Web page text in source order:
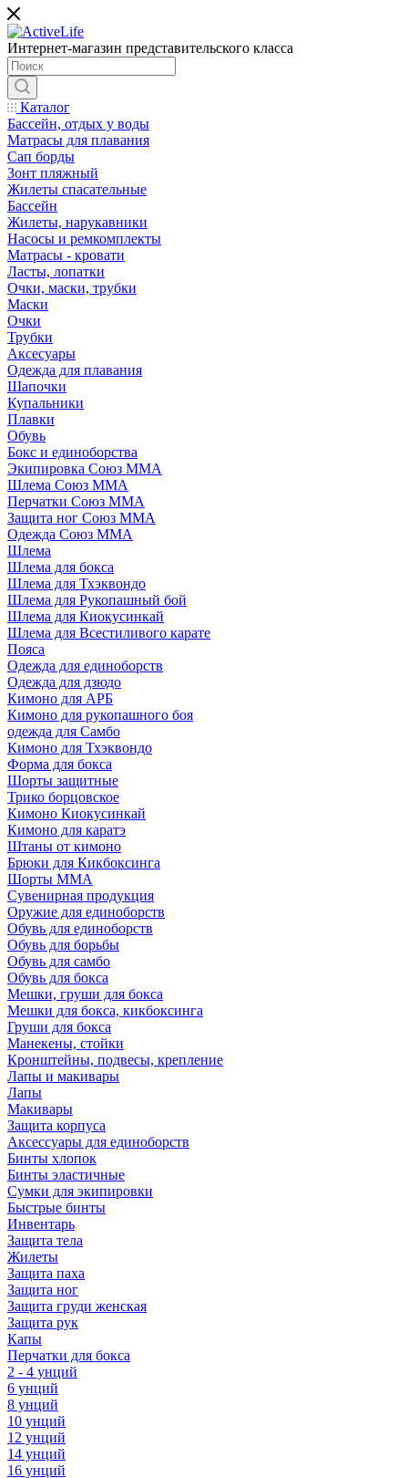
Интернет-магазин представительского класса
Каталог
Бассейн, отдых у воды
Матрасы для плавания
Сап борды
Зонт пляжный
Жилеты спасательные
Бассейн
Жилеты, нарукавники
Насосы и ремкомплекты
Матрасы - кровати
Ласты, лопатки
Очки, маски, трубки
Маски
Очки
Трубки
Аксесуары
Одежда для плавания
Шапочки
Купальники
Плавки
Обувь
Бокс и единоборства
Экипировка Союз ММА
Шлема Союз ММА
Перчатки Союз ММА
Защита ног Союз ММА
Одежда Союз ММА
Шлема
Шлема для бокса
Шлема для Тхэквондо
Шлема для Рукопашный бой
Шлема для Киокусинкай
Шлема для Всестиливого карате
Пояса
Одежда для единоборств
Одежда для дзюдо
Кимоно для АРБ
Кимоно для рукопашного боя
одежда для Самбо
Кимоно для Тхэквондо
Форма для бокса
Шорты защитные
Трико борцовское
Кимоно Киокусинкай
Кимоно для каратэ
Штаны от кимоно
Брюки для Кикбоксинга
Шорты ММА
Сувенирная продукция
Оружие для единоборств
Обувь для единоборств
Обувь для борьбы
Обувь для самбо
Обувь для бокса
Мешки, груши для бокса
Мешки для бокса, кикбоксинга
Груши для бокса
Манекены, стойки
Кронштейны, подвесы, крепление
Лапы и макивары
Лапы
Макивары
Защита корпуса
Аксессуары для единоборств
Бинты хлопок
Бинты эластичные
Сумки для экипировки
Быстрые бинты
Инвентарь
Защита тела
Жилеты
Защита паха
Защита ног
Защита груди женская
Защита рук
Капы
Перчатки для бокса
2 - 4 унций
6 унций
8 унций
10 унций
12 унций
14 унций
16 унций